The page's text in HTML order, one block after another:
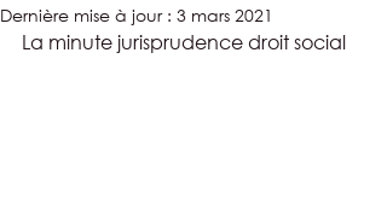
Dernière mise à jour : 3 mars 2021
La minute jurisprudence droit social